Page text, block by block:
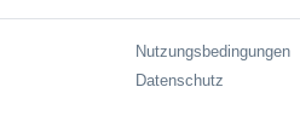
Nutzungsbedingungen
Datenschutz